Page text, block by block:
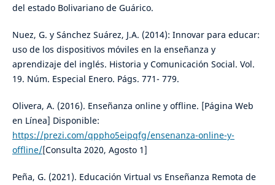
del estado Bolivariano de Guárico.
Nuez, G. y Sánchez Suárez, J.A. (2014): Innovar para educar:
uso de los dispositivos móviles en la enseñanza y
aprendizaje del inglés. Historia y Comunicación Social. Vol.
19. Núm. Especial Enero. Págs. 771- 779.
Olivera, A. (2016). Enseñanza online y offline. [Página Web
en Línea] Disponible:
https://prezi.com/qppho5eipqfg/ensenanza-online-y-
offline/[Consulta 2020, Agosto 1]
Peña, G. (2021). Educación Virtual vs Enseñanza Remota de